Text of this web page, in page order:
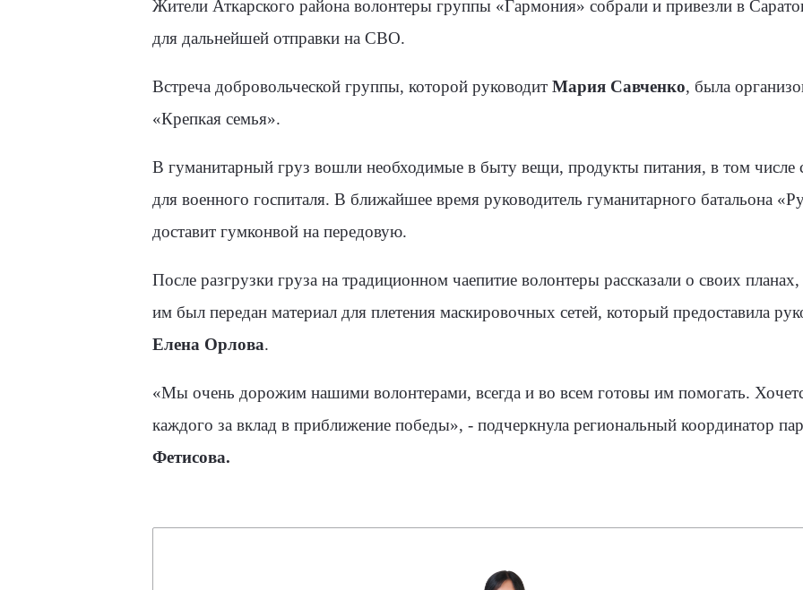
Жители Аткарского района волонтеры группы «Гармония» собрали и привезли в
для дальнейшей отправки на СВО.
Встреча добровольческой группы, которой руководит Мария Савченко, была
«Крепкая семья».
В гуманитарный груз вошли необходимые в быту вещи, продукты питания, в том
для военного госпиталя. В ближайшее время руководитель гуманитарного батальона
доставит гумконвой на передовую.
После разгрузки груза на традиционном чаепитие волонтеры рассказали о своих
им был передан материал для плетения маскировочных сетей, который предоставила
Елена Орлова.
«Мы очень дорожим нашими волонтерами, всегда и во всем готовы им помогать.
каждого за вклад в приближение победы», - подчеркнула региональный координатор
Фетисова.